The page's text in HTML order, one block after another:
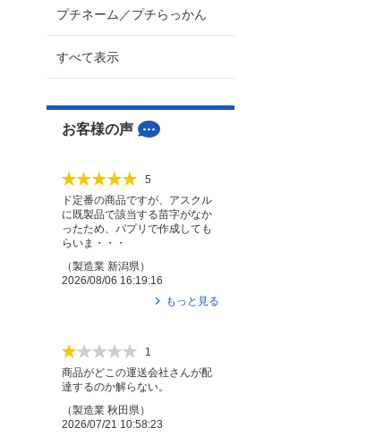
プチネーム／プチらっかん
すべて表示
お客様の声
5
ド定番の商品ですが、アスクル
に既製品で該当する苗字がなか
ったため、パプリで作成しても
らいま・・・
（製造業 新潟県 ）
2026/08/06 16:19:16
もっと見る
1
商品がどこの運送会社さんが配
達するのか解らない。
（製造業 秋田県）
2026/07/21 10:58:23